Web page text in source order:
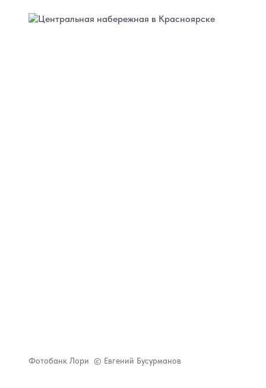
Фотобанк Лори © Евгений Бусурманов